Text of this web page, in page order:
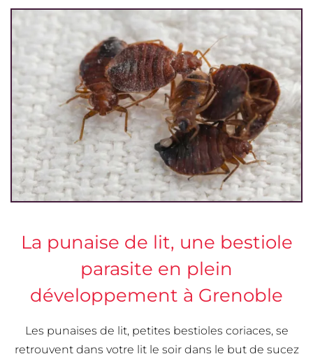
La punaise de lit, une bestiole
parasite en plein
développement à Grenoble
Les punaises de lit, petites bestioles coriaces, se
retrouvent dans votre lit le soir dans le but de sucez